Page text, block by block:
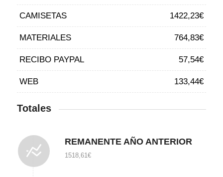
CAMISETAS 1422,23€
MATERIALES 764,83€
RECIBO PAYPAL 57,54€
WEB 133,44€
Totales
REMANENTE AÑO ANTERIOR
1518,61€